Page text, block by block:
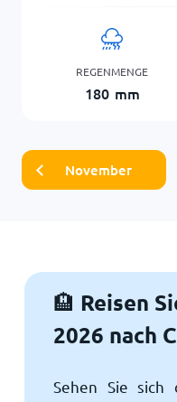
REGENMENGE
180 mm
November
🏨 Reisen
2026 nach
Sehen Sie sich